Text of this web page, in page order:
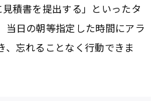
積書を提出する」といったタ
当日の朝等指定した時間にアラ
、忘れることなく行動できま